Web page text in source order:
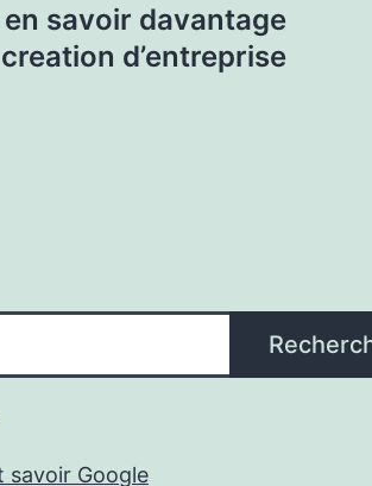
savoir davantage
d’entreprise
savoir Google